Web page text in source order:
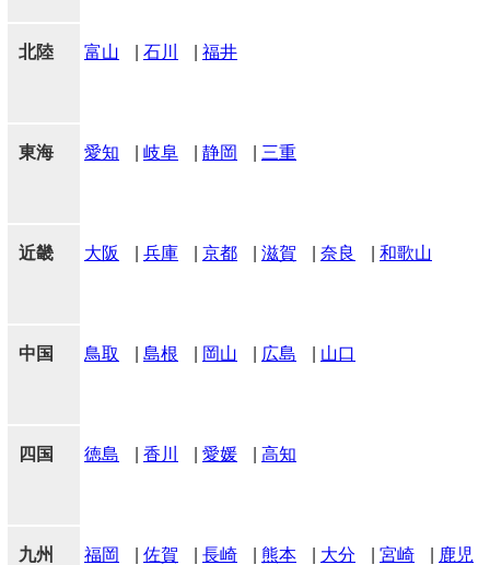
北陸 富山 石川 福井
東海 愛知 岐阜 静岡 三重
近畿 大阪 兵庫 京都 滋賀 奈良 和歌山
中国 鳥取 島根 岡山 広島 山口
四国 徳島 香川 愛媛 高知
九州 福岡 佐賀 長崎 熊本 大分 宮崎 鹿児